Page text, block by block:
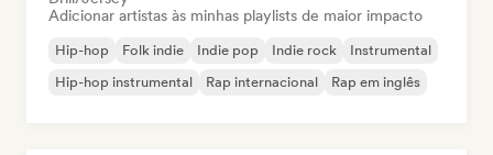
Adicionar artistas às minhas playlists de maior impacto
Hip-hop Folk indie Indie pop Indie rock
Instrumental
Hip-hop instrumental
Rap internacional Rap em inglês